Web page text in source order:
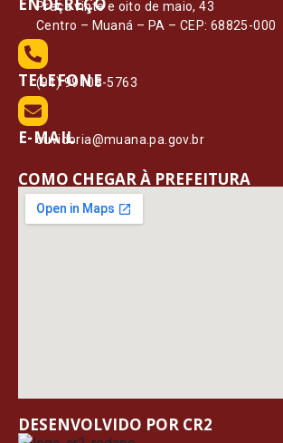
Praça vinte e oito de maio, 43
Centro – Muaná – PA – CEP: 68825-000
TELEFONE
(91) 99108-5763
E-MAIL
ouvidoria@muana.pa.gov.br
COMO CHEGAR À PREFEITURA
DESENVOLVIDO POR CR2